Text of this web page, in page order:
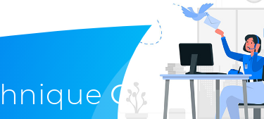
GPS Santé